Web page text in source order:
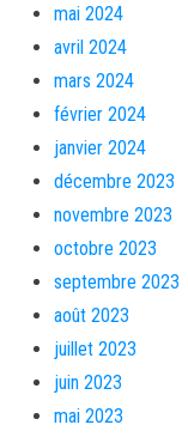
mai 2024
avril 2024
mars 2024
février 2024
janvier 2024
décembre 2023
novembre 2023
octobre 2023
septembre 2023
août 2023
juillet 2023
juin 2023
mai 2023